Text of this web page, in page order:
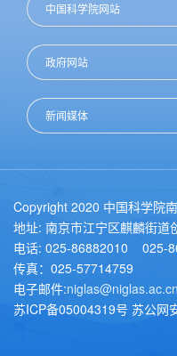
中国科学院网站
政府网站
新闻媒体
Copyright 2020 中国科学院
地址: 南京市江宁区麒麟街
电话: 025-86882010 025-
传真：025-57714759
电子邮件:niglas@niglas.ac.cn
苏ICP备05004319号 苏公网